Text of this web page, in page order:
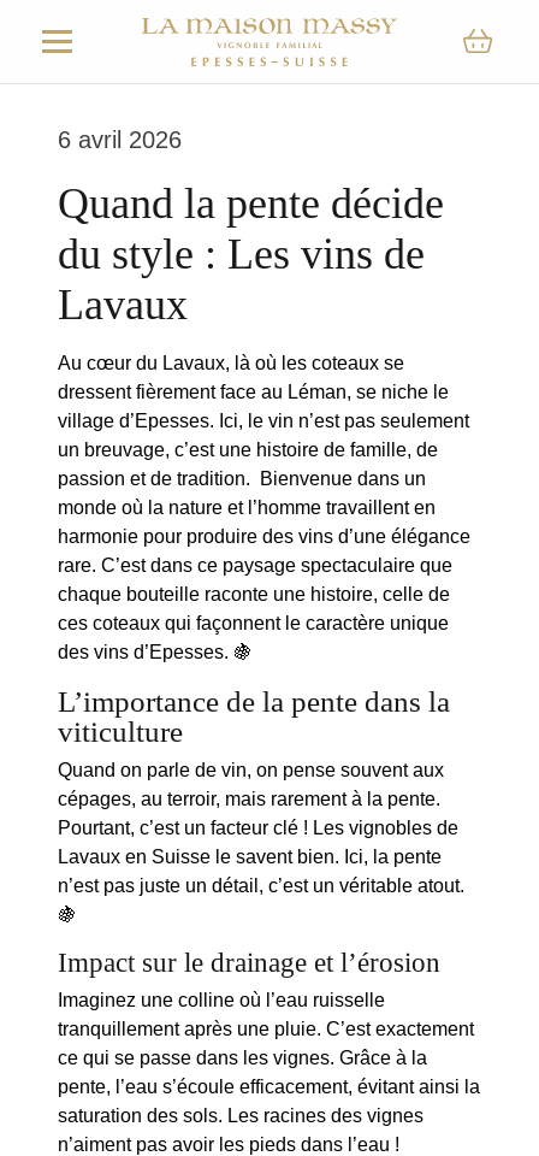
6 avril 2026
Quand la pente décide
du style : Les vins de
Lavaux
Au cœur du Lavaux, là où les coteaux se
dressent fièrement face au Léman, se niche le
village d’Epesses. Ici, le vin n’est pas seulement
un breuvage, c’est une histoire de famille, de
passion et de tradition. Bienvenue dans un
monde où la nature et l’homme travaillent en
harmonie pour produire des vins d’une élégance
rare. C’est dans ce paysage spectaculaire que
chaque bouteille raconte une histoire, celle de
ces coteaux qui façonnent le caractère unique
des vins d’Epesses. 🍇
L’importance de la pente dans la
viticulture
Quand on parle de vin, on pense souvent aux
cépages, au terroir, mais rarement à la pente.
Pourtant, c’est un facteur clé ! Les vignobles de
Lavaux en Suisse le savent bien. Ici, la pente
n’est pas juste un détail, c’est un véritable atout.
🍇
Impact sur le drainage et l’érosion
Imaginez une colline où l’eau ruisselle
tranquillement après une pluie. C’est exactement
ce qui se passe dans les vignes. Grâce à la
pente, l’eau s’écoule efficacement, évitant ainsi la
saturation des sols. Les racines des vignes
n’aiment pas avoir les pieds dans l’eau !